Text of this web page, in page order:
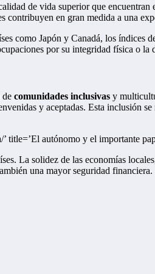
de vida superior que
contribuyen en gran medida a una
como Japón y Canadá, los
por su integridad física o la
de comunidades inclusivas y
y aceptadas. Esta inclusión
autónomo y el importante
La solidez de las economías
una mayor seguridad financiera.